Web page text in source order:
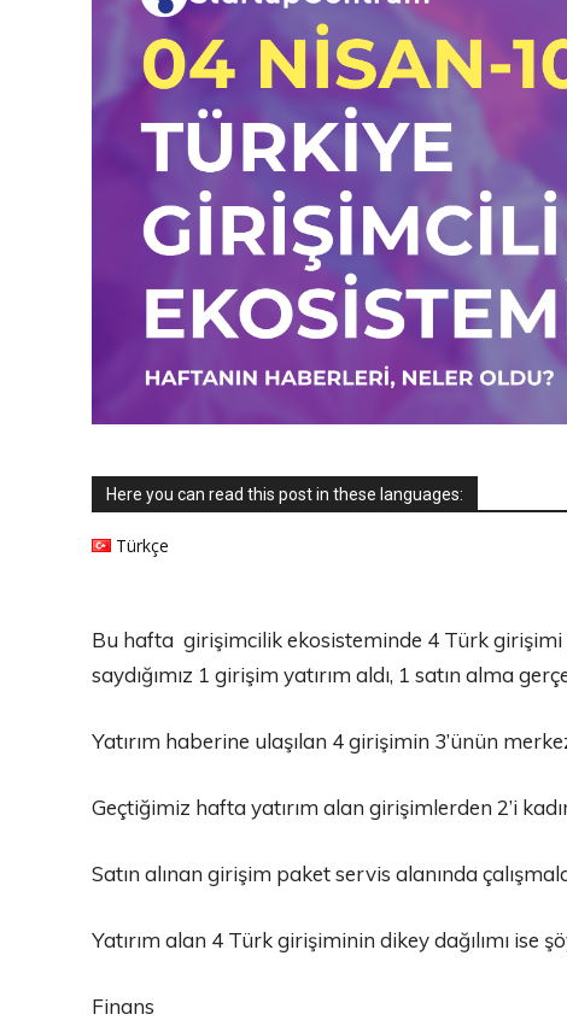
Here you can read this post in these languages:
Türkçe
Bu hafta girişimcilik ekosisteminde 4 Türk girişimi
saydığımız 1 girişim yatırım aldı, 1 satın alma
Yatırım haberine ulaşılan 4 girişimin 3’ünün
Geçtiğimiz hafta yatırım alan girişimlerden 2’i
Satın alınan girişim paket servis alanında
Yatırım alan 4 Türk girişiminin dikey dağılımı ise
Finans